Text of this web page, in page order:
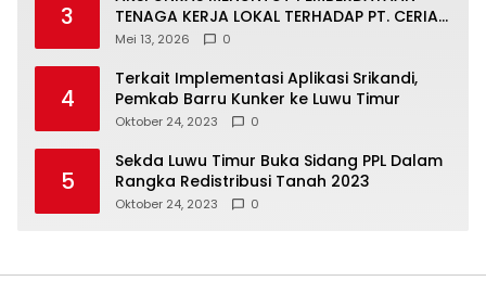
3
TENAGA KERJA LOKAL TERHADAP PT. CERIA
NUGRAHA LESTARI
Mei 13, 2026 0
4
Terkait Implementasi Aplikasi Srikandi,
Pemkab Barru Kunker ke Luwu Timur
Oktober 24, 2023 0
5
Sekda Luwu Timur Buka Sidang PPL Dalam
Rangka Redistribusi Tanah 2023
Oktober 24, 2023 0